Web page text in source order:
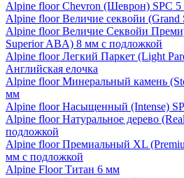
Alpine floor Chevron (Шеврон) SPC 5
Alpine floor Величие секвойи (Grand
Alpine floor Величие Секвойи
Superior ABA) 8 мм с подложкой
Alpine floor Легкий Паркет (Light
Английская елочка
Alpine floor Минеральный камень
мм
Alpine floor Насыщенный (Intense)
Alpine floor Натуральное дерево
подложкой
Alpine floor Премиальный XL
мм с подложкой
Alpine Floor Титан 6 мм